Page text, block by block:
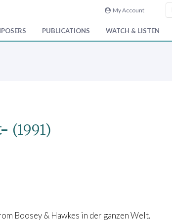
My Account
PUBLICATIONS WATCH & LISTEN
(1991)
Boosey & Hawkes in der ganzen Welt.